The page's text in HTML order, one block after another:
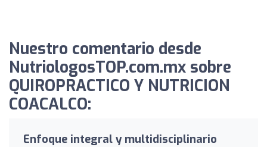
Nuestro comentario desde
NutriologosTOP.com.mx sobre
QUIROPRACTICO Y NUTRICION
COACALCO:
Enfoque integral y multidisciplinario